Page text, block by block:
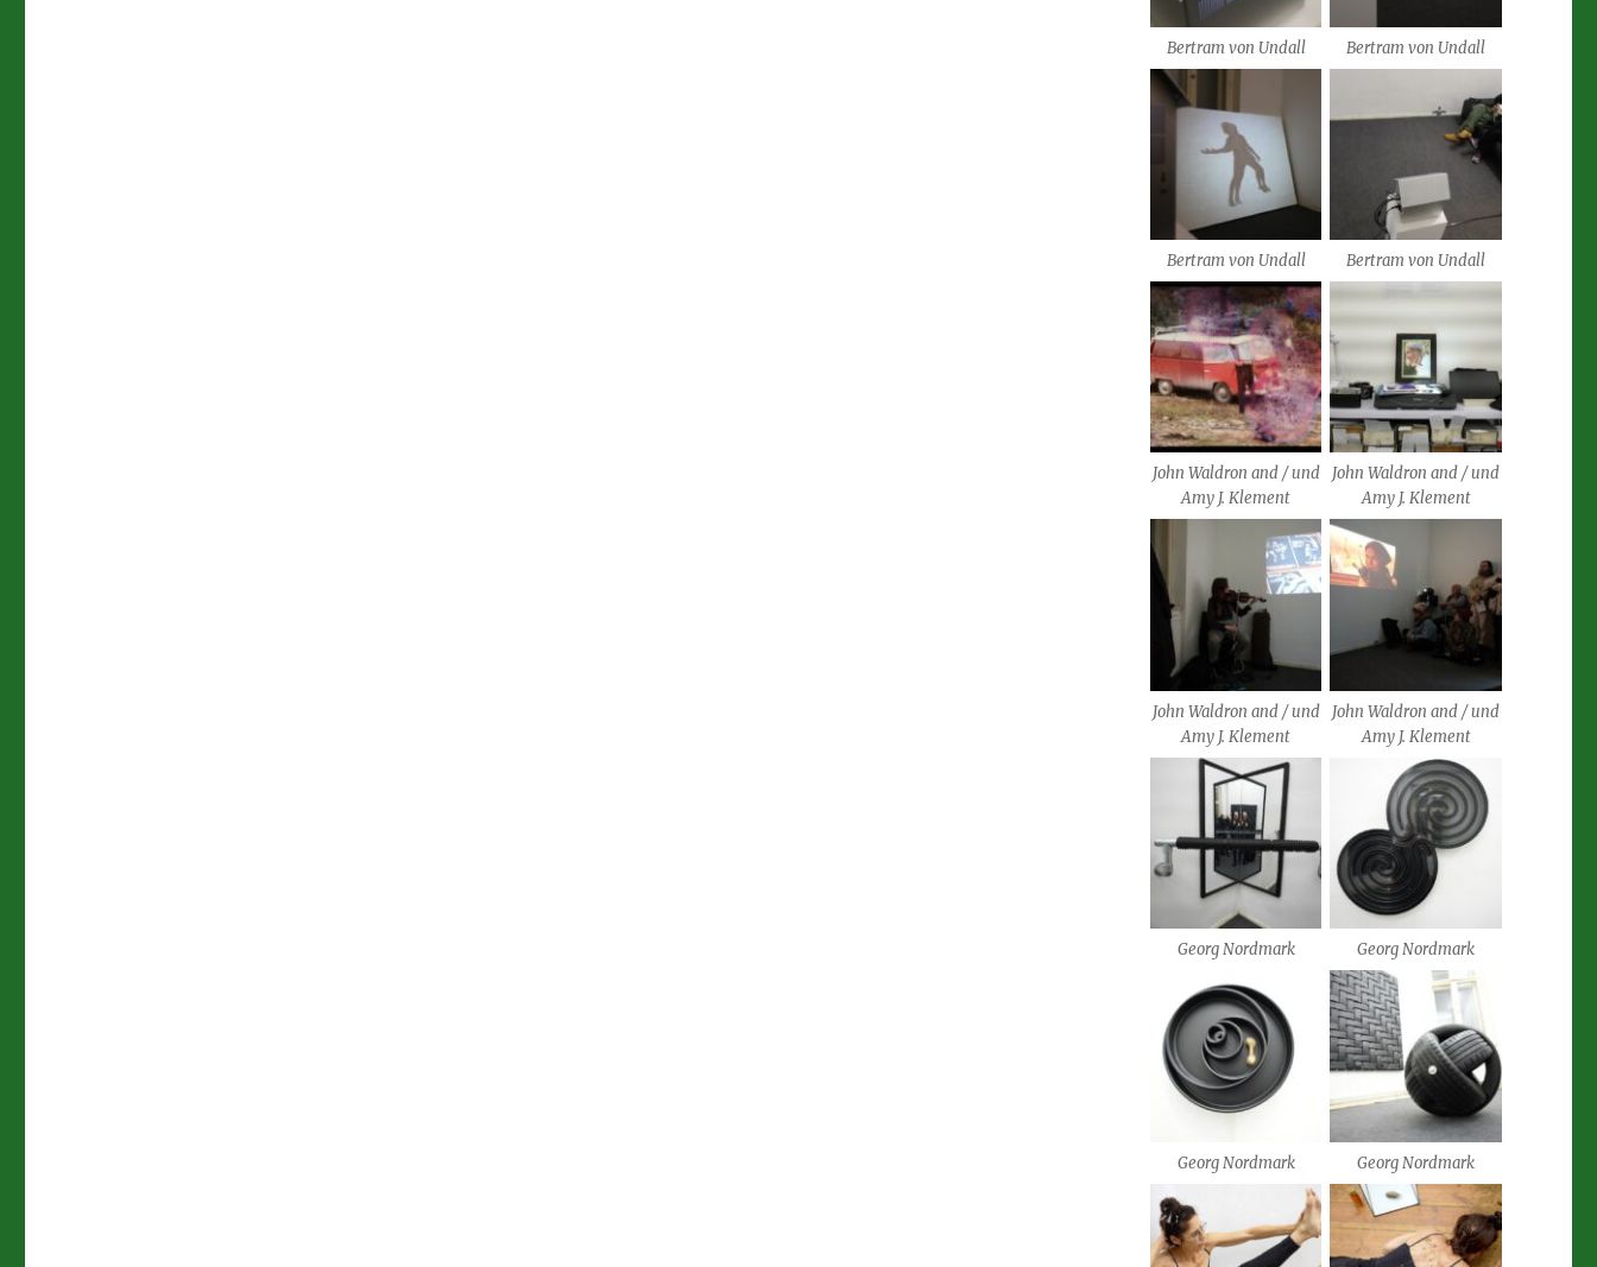
Bertram von Undall Bertram von Undall
Bertram von Undall Bertram von Undall
John Waldron and / und
Amy J. Klement
John Waldron and / und
Amy J. Klement
John Waldron and / und
Amy J. Klement
John Waldron and / und
Amy J. Klement
Georg Nordmark Georg Nordmark
Georg Nordmark Georg Nordmark